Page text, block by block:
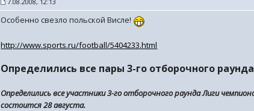
Особенно свезло польской Висле!
http://www.sports.ru/football/5404233.html
Определились все пары 3-го отборочного
Определились все участники 3-го отборочного раунда Лиги
состоится 28 августа.